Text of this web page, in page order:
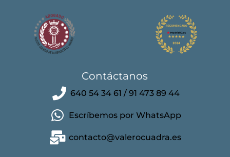
Contáctanos
640 54 34 61 / 91 473 89 44
Escríbemos por WhatsApp
contacto@valerocuadra.es